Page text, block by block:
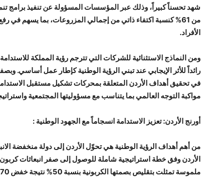
شهد تحسناً كبيراً، وذلك عبر المؤسسات المسؤولة عن تنفيذ برامج
من 61% كنسبة اكتفاء ذاتي من إجمالي المزروعات، بما يسهم
الأفراد.
ومن النماذج الاستثنائية للشركات التي تترجم رؤية المملكة
رائداً للأثر الإيجابي عند تبني الرؤية الوطنية كإطار عمل أساسي.
في تحقيق أهداف الأردن المتعلقة بمحركات تشكيل مستقبل
مواكبة التوجه العالمي بما يتناسب مع مسؤوليتها المجتمعية
أورنج الأردن: تعزيز الاستدامة انسجاماً مع الجهود الوطنية :
من أهم أهداف الرؤية الوطنية هي تحوّل الأردن إلى دولة منخفضة
ملموسة تمثلت بتقليص بصمتها الكربونية بنسبة 50% نتيجة خفض 70 كيلو طن من انبعاثات الكربون منذ عام 2018.